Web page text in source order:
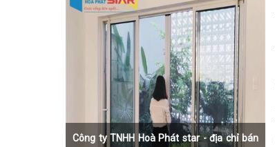
Công ty TNHH Hoà Phát star - địa chỉ bán